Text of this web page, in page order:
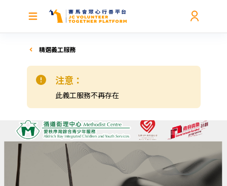
精選義工服務
注意：
此義工服務不再存在